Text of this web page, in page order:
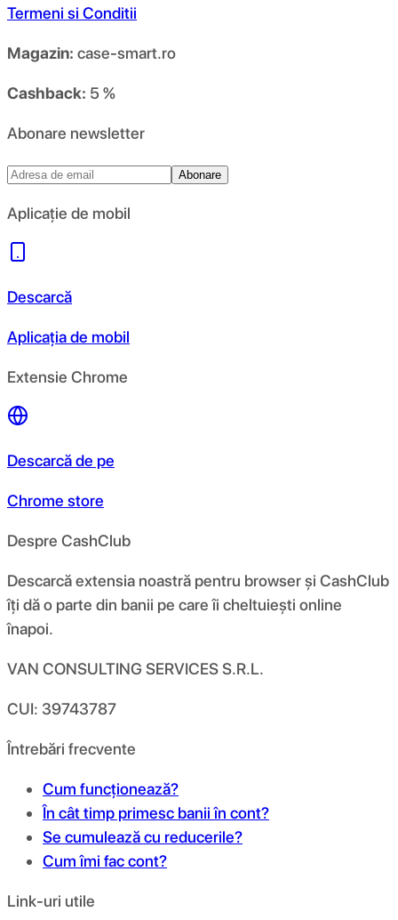
Termeni si Conditii
Magazin: case-smart.ro
Cashback: 5 %
Abonare newsletter
Abonare
Aplicație de mobil
Descarcă
Aplicația de mobil
Extensie Chrome
Descarcă de pe
Chrome store
Despre CashClub
Descarcă extensia noastră pentru browser și CashClub
îți dă o parte din banii pe care îi cheltuiești online
înapoi.
VAN CONSULTING SERVICES S.R.L.
CUI: 39743787
Întrebări frecvente
Cum funcționează?
În cât timp primesc banii în cont?
Se cumulează cu reducerile?
Cum îmi fac cont?
Link-uri utile